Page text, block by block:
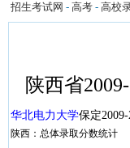
招生考试网 - 高考 - 高校
陕西省
华北电力大学保定
陕西：总体录取分数统计